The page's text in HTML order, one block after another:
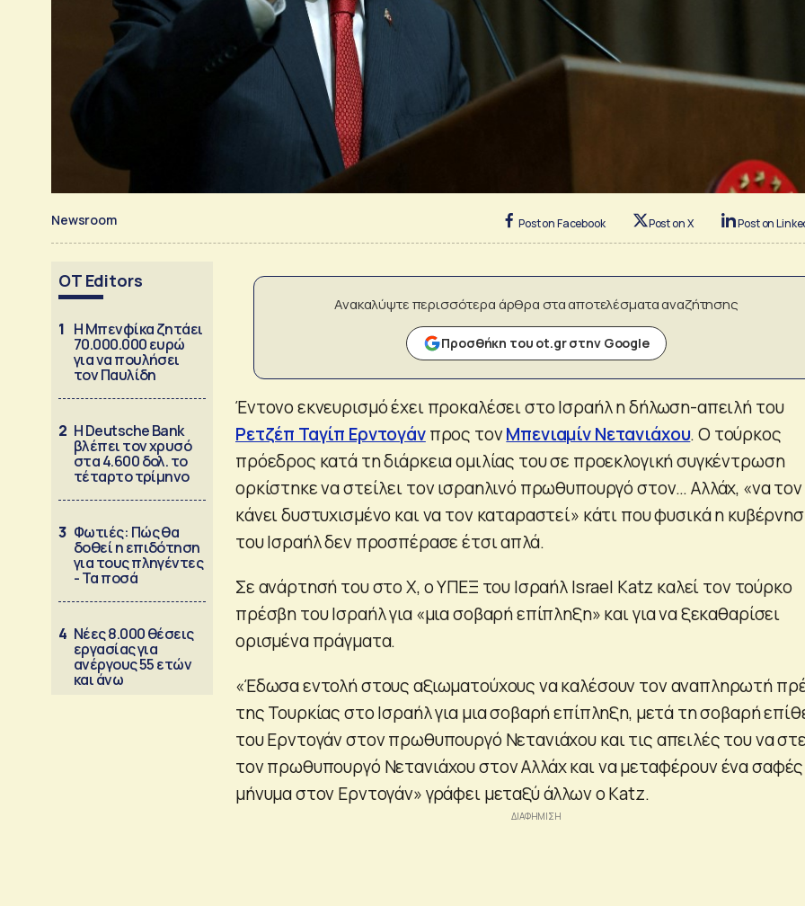
Newsroom Post on Facebook Post on X Post on
OT Editors
1 Η Μπενφίκα ζητάει
70.000.000 ευρώ
για να πουλήσει
τον Παυλίδη
2 Η Deutsche Bank
βλέπει τον χρυσό
στα 4.600 δολ. το
τέταρτο τρίμηνο
3 Φωτιές: Πώς θα
δοθεί η επιδότηση
για τους πληγέντες
- Τα ποσά
4 Νέες 8.000 θέσεις
εργασίας για
ανέργους 55 ετών
και άνω
Ανακαλύψτε περισσότερα άρθρα στα αποτελέσματα αναζήτησης
Προσθήκη του ot.gr στην Google
Έντονο εκνευρισμό έχει προκαλέσει στο Ισραήλ η δήλωση-απειλή του
Ρετζέπ Ταγίπ Ερντογάνπρος τονΜπενιαμίν Νετανιάχου. Ο τούρκος
πρόεδρος κατά τη διάρκεια ομιλίας του σε προεκλογική συγκέντρωση
ορκίστηκε να στείλει τον ισραηλινό πρωθυπουργό στον… Αλλάχ, «να τον
κάνει δυστυχισμένο και να τον καταραστεί» κάτι που φυσικά η
του Ισραήλ δεν προσπέρασε έτσι απλά.
Σε ανάρτησή του στο Χ, ο ΥΠΕΞ του Ισραήλ Israel Katz καλεί τον τούρκο
πρέσβη του Ισραήλ για «μια σοβαρή επίπληξη» και για να ξεκαθαρίσει
ορισμένα πράγματα.
«Έδωσα εντολή στους αξιωματούχους να καλέσουν τον αναπληρωτή
της Τουρκίας στο Ισραήλ για μια σοβαρή επίπληξη, μετά τη σοβαρή
του Ερντογάν στον πρωθυπουργό Νετανιάχου και τις απειλές του να
τον πρωθυπουργό Νετανιάχου στον Αλλάχ και να μεταφέρουν ένα σαφές
μήνυμα στον Ερντογάν» γράφει μεταξύ άλλων ο Katz.